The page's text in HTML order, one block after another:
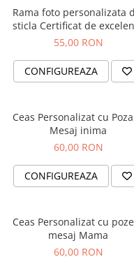
Brelocuri din Inox
Brelocuri de Lemn
Cercei din lemn
Tocatoare Personalizate
Suporturi de Pahare
Ustensile de bucatarie
Termosuri Personalizate
Desfacatoare si Tirbusoane
Rama foto personalizata
sticla Certificat de
55,00 RON
CONFIGUREAZA
Ceas Personalizat cu
Mesaj inima
60,00 RON
CONFIGUREAZA
Ceas Personalizat cu
mesaj Mama
60,00 RON